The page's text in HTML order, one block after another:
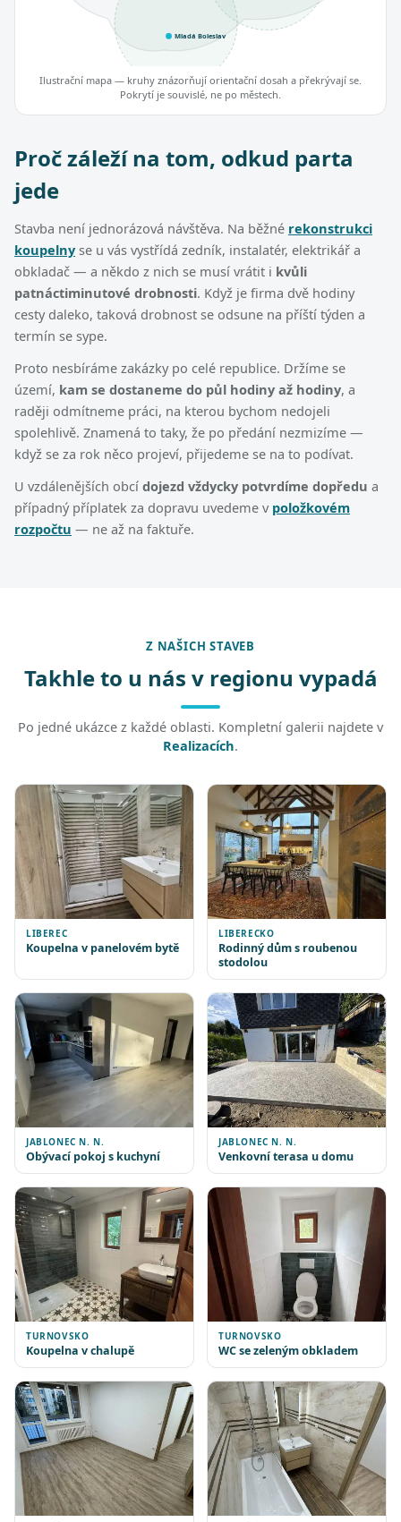
Mladá Boleslav
Ilustrační mapa — kruhy znázorňují orientační dosah a překrývají se.
Pokrytí je souvislé, ne po městech.
Proč záleží na tom, odkud parta
jede
Stavba není jednorázová návštěva. Na běžné rekonstrukci
koupelny se u vás vystřídá zedník, instalatér, elektrikář a
obkladač — a někdo z nich se musí vrátit i kvůli
patnáctiminutové drobnosti. Když je firma dvě hodiny
cesty daleko, taková drobnost se odsune na příští týden a
termín se sype.
Proto nesbíráme zakázky po celé republice. Držíme se
území, kam se dostaneme do půl hodiny až hodiny, a
raději odmítneme práci, na kterou bychom nedojeli
spolehlivě. Znamená to taky, že po předání nezmizíme —
když se za rok něco projeví, přijedeme se na to podívat.
U vzdálenějších obcí dojezd vždycky potvrdíme dopředu a
případný příplatek za dopravu uvedeme v položkovém
rozpočtu — ne až na faktuře.
Z NAŠICH STAVEB
Takhle to u nás v regionu vypadá
Po jedné ukázce z každé oblasti. Kompletní galerii najdete v
Realizacích.
LIBEREC
Koupelna v panelovém bytě
LIBERECKO
Rodinný dům s roubenou
stodolou
JABLONEC N. N.
Obývací pokoj s kuchyní
JABLONEC N. N.
Venkovní terasa u domu
TURNOVSKO
Koupelna v chalupě
TURNOVSKO
WC se zeleným obkladem